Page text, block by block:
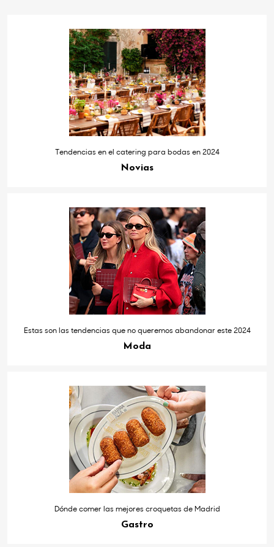
Tendencias en el catering para bodas en 2024
Novias
Estas son las tendencias que no queremos abandonar este 2024
Moda
Dónde comer las mejores croquetas de Madrid
Gastro